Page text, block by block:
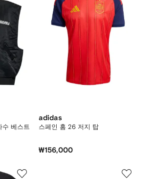
수 베스트
adidas
스페인 홈 26 저지 탑
₩156,000